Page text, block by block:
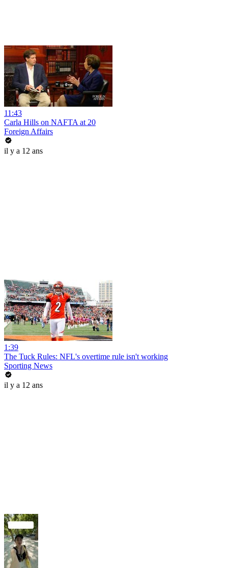
11:43
Carla Hills on NAFTA at 20
Foreign Affairs
il y a 12 ans
1:39
The Tuck Rules: NFL's overtime rule isn't working
Sporting News
il y a 12 ans